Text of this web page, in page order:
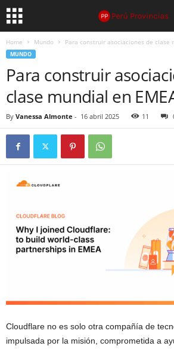
Home Mundo Para construir asociaciones de clase
MUNDO
Para construir
clase mundial en
By Vanessa Almonte - 16 abril 2025 11
Cloudflare no es solo otra compañía de
impulsada por la misión, comprometida a